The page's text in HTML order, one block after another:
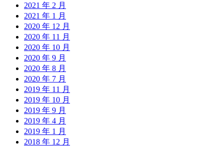
2021 年 2 月
2021 年 1 月
2020 年 12 月
2020 年 11 月
2020 年 10 月
2020 年 9 月
2020 年 8 月
2020 年 7 月
2019 年 11 月
2019 年 10 月
2019 年 9 月
2019 年 4 月
2019 年 1 月
2018 年 12 月